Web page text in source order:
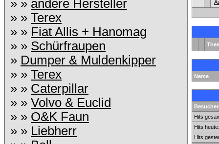
» » andere Hersteller
» » Terex
» » Fiat Allis + Hanomag
» » Schürfraupen
» Dumper & Muldenkipper
» » Terex
» » Caterpillar
» » Volvo & Euclid
» » O&K Faun
» » Liebherr
Name
Hits
Hits heute:
Hits